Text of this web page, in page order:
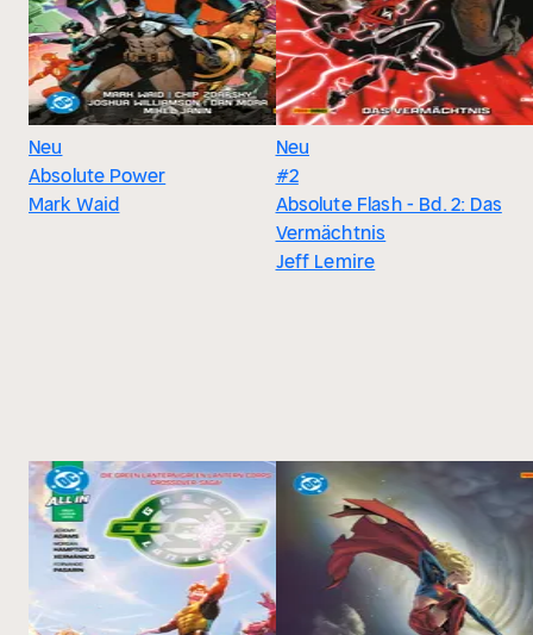
Neu
Absolute Power
Mark Waid
Neu
#2
Absolute Flash - Bd. 2: Das
Vermächtnis
Jeff Lemire